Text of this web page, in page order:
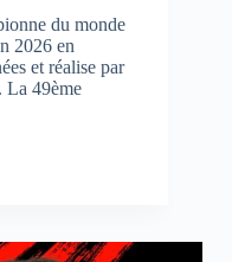
du monde
2026 en
et réalise par
La 49ème